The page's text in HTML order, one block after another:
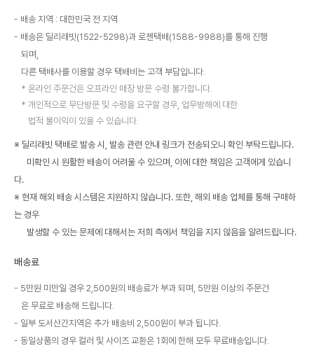
배송 지역 : 대한민국 전 지역
배송은 딜리래빗(1522-5298)과 로젠택배(1588-9988)를 통해 진행
되며,
다른 택배사를 이용할 경우 택배비는 고객 부담입니다.
온라인 주문건은 오프라인 매장 방문 수령 불가합니다.
개인적으로 무단방문 및 수령을 요구할 경우, 업무방해에 대한
법적 불이익이 있을 수 있습니다.
※ 딜리래빗 택배로 발송 시, 발송 관련 안내 링크가 전송되오니 확인 부탁드립니다.
미확인 시 원활한 배송이 어려울 수 있으며, 이에 대한 책임은 고객에게 있습니
다.
※ 현재 해외 배송 시스템은 지원하지 않습니다. 또한, 해외 배송 업체를 통해 구매하
는 경우
발생할 수 있는 문제에 대해서는 저희 측에서 책임을 지지 않음을 알려드립니다.
배송료
5만원 미만일 경우 2,500원의 배송료가 부과 되며, 5만원 이상의 주문건
은 무료로 배송해 드립니다.
일부 도서산간지역은 추가 배송비 2,500원이 부과 됩니다.
동일상품의 경우 컬러 및 사이즈 교환은 1회에 한해 모두 무료배송입니다.